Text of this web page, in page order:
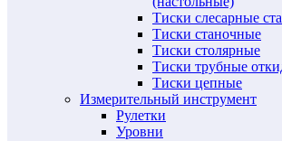
Тиски слесарные
Тиски станочные
Тиски столярные
Тиски трубные
Тиски цепные
Измерительный инструмент
Рулетки
Уровни